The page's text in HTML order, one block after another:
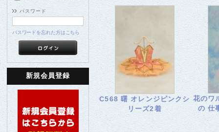
パスワード
パスワードを忘れた方はこちら
新規会員登録
C568 曙 オレンジピンクシ
リーズ2着
花のワ
の